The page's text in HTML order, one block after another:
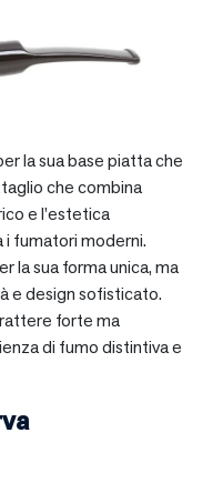
la sua base piatta che
che combina
e l’estetica
i fumatori moderni.
la sua forma unica, ma
e design sofisticato.
forte ma
di fumo distintiva e